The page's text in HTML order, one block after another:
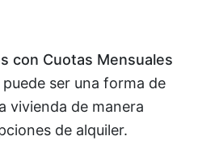
con Cuotas Mensuales
puede ser una forma de
vivienda de manera
de alquiler.